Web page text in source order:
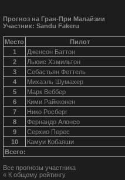
Прогноз на Гран-При Малайзии
Участник: Sandu Fakeru
Место Пилот
1
Дженсон Баттон
2
Льюис Хэмильтон
3
Себастьян Феттель
4
Михаэль Шумахер
5
Марк Веббер
6
Кими Райкконен
7
Нико Росберг
8
Фернандо Алонсо
9
Серхио Перес
10
Камуи Кобаяши
Всего:
Все прогнозы участника
« К общему рейтингу